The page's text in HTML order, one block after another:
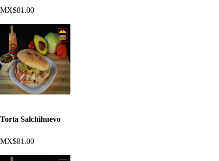
MX$81.00
Torta Salchihuevo
MX$81.00